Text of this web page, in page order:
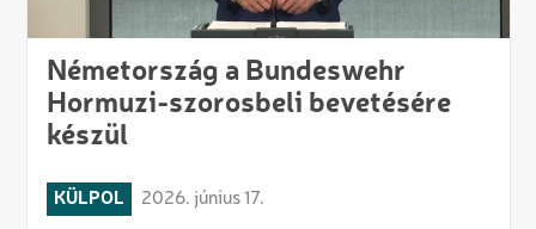
Németország a Bundeswehr
Hormuzi-szorosbeli bevetésére
készül
KÜLPOL 2026. június 17.